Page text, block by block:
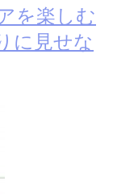
を楽しむ
に見せな